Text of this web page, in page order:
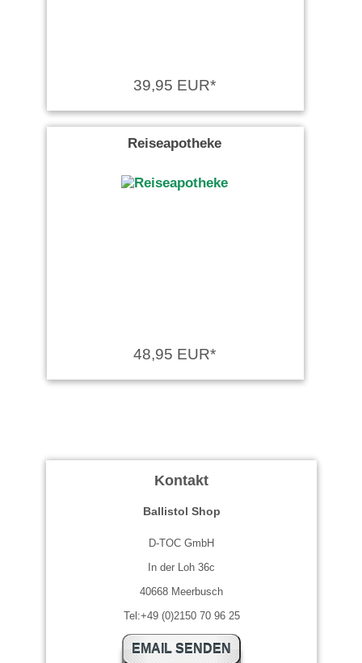
39,95 EUR*
Reiseapotheke
48,95 EUR*
Kontakt
Ballistol Shop
D-TOC GmbH
In der Loh 36c
40668 Meerbusch
Tel:+49 (0)2150 70 96 25
EMAIL SENDEN